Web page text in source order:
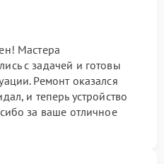
Мастера
с задачей и готовы
Ремонт оказался
и теперь устройство
за ваше отличное